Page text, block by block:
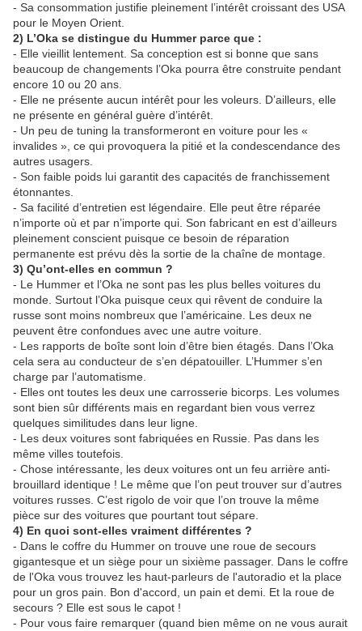
- Sa consommation justifie pleinement l’intérêt croissant des USA
pour le Moyen Orient.
2) L’Oka se distingue du Hummer parce que :
- Elle vieillit lentement. Sa conception est si bonne que sans
beaucoup de changements l’Oka pourra être construite pendant
encore 10 ou 20 ans.
- Elle ne présente aucun intérêt pour les voleurs. D’ailleurs, elle
ne présente en général guère d’intérêt.
- Un peu de tuning la transformeront en voiture pour les «
invalides », ce qui provoquera la pitié et la condescendance des
autres usagers.
- Son faible poids lui garantit des capacités de franchissement
étonnantes.
- Sa facilité d’entretien est légendaire. Elle peut être réparée
n’importe où et par n’importe qui. Son fabricant en est d’ailleurs
pleinement conscient puisque ce besoin de réparation
permanente est prévu dès la sortie de la chaîne de montage.
3) Qu’ont-elles en commun ?
- Le Hummer et l’Oka ne sont pas les plus belles voitures du
monde. Surtout l’Oka puisque ceux qui rêvent de conduire la
russe sont moins nombreux que l’américaine. Les deux ne
peuvent être confondues avec une autre voiture.
- Les rapports de boîte sont loin d’être bien étagés. Dans l’Oka
cela sera au conducteur de s’en dépatouiller. L’Hummer s’en
charge par l’automatisme.
- Elles ont toutes les deux une carrosserie bicorps. Les volumes
sont bien sûr différents mais en regardant bien vous verrez
quelques similitudes dans leur ligne.
- Les deux voitures sont fabriquées en Russie. Pas dans les
même villes toutefois.
- Chose intéressante, les deux voitures ont un feu arrière anti-
brouillard identique ! Le même que l’on peut trouver sur d’autres
voitures russes. C’est rigolo de voir que l’on trouve la même
pièce sur des voitures que pourtant tout sépare.
4) En quoi sont-elles vraiment différentes ?
- Dans le coffre du Hummer on trouve une roue de secours
gigantesque et un siège pour un sixième passager. Dans le coffre
de l'Oka vous trouvez les haut-parleurs de l'autoradio et la place
pour un gros pain. Bon d'accord, un pain et demi. Et la roue de
secours ? Elle est sous le capot !
- Pour vous faire remarquer (quand bien même on ne vous aurait